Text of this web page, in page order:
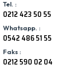
Tel. :
0212 423 50 55
Whatsapp. :
0542 486 51 55
Faks :
0212 590 02 04